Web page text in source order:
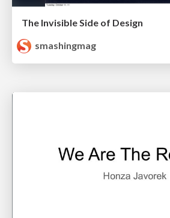
The Invisible Side of Design
smashingmag